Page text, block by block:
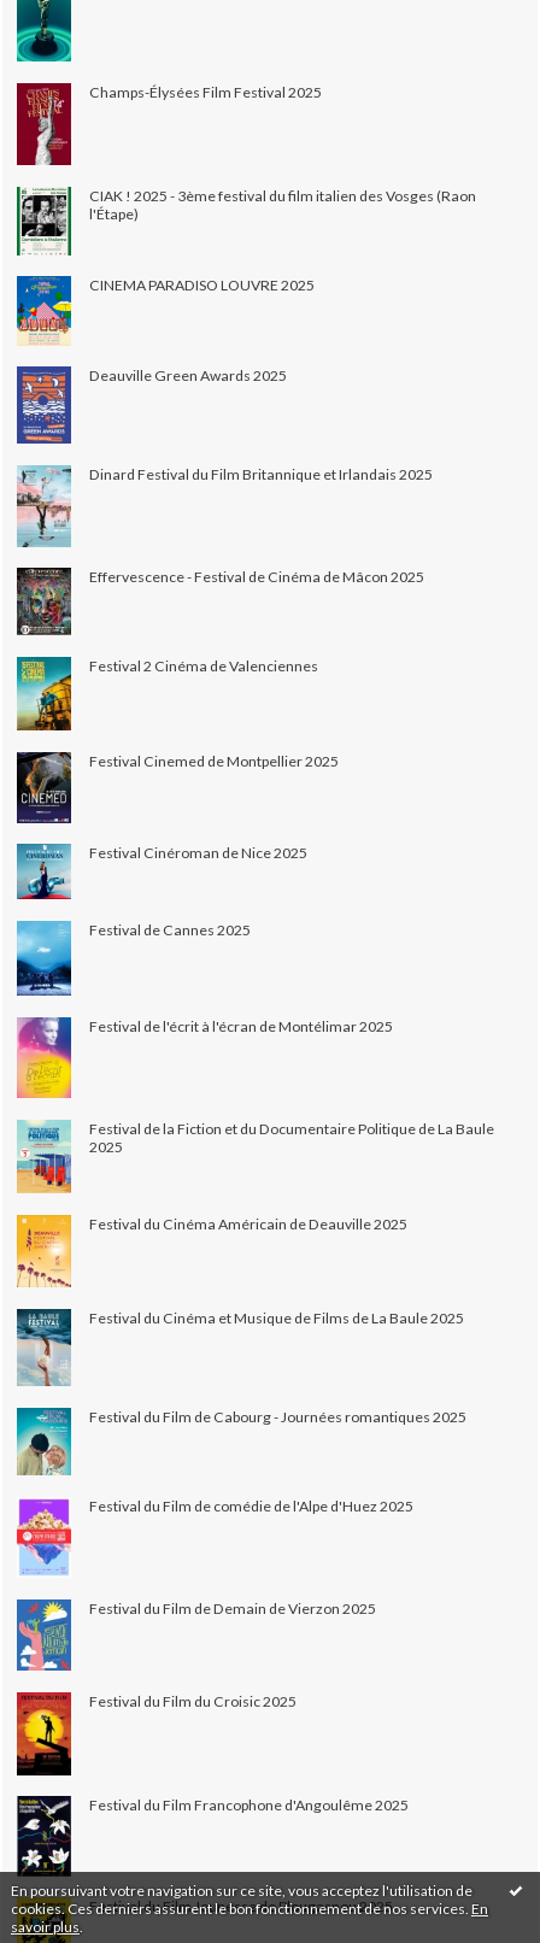
En poursuivant votre navigation sur ce site, vous acceptez l'utilisation de
cookies. Ces derniers assurent le bon fonctionnement de nos services. En
savoir plus
Champs-Élysées Film Festival 2025
CIAK ! 2025 - 3ème festival du film italien des Vosges (Raon
l'Étape)
CINEMA PARADISO LOUVRE 2025
Deauville Green Awards 2025
Dinard Festival du Film Britannique et Irlandais 2025
Effervescence - Festival de Cinéma de Mâcon 2025
Festival 2 Cinéma de Valenciennes
Festival Cinemed de Montpellier 2025
Festival Cinéroman de Nice 2025
Festival de Cannes 2025
Festival de l'écrit à l'écran de Montélimar 2025
Festival de la Fiction et du Documentaire Politique de La Baule
2025
Festival du Cinéma Américain de Deauville 2025
Festival du Cinéma et Musique de Films de La Baule 2025
Festival du Film de Cabourg - Journées romantiques 2025
Festival du Film de comédie de l'Alpe d'Huez 2025
Festival du Film de Demain de Vierzon 2025
Festival du Film du Croisic 2025
Festival du Film Francophone d'Angoulême 2025
Festival du Film Jeunesse de Plougasnou 2025